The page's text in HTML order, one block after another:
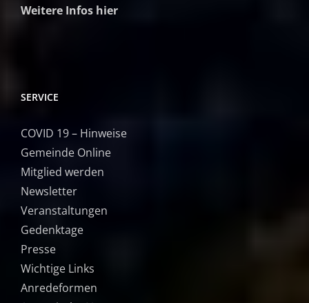
Weitere Infos hier
SERVICE
COVID 19 – Hinweise
Gemeinde Online
Mitglied werden
Newsletter
Veranstaltungen
Gedenktage
Presse
Wichtige Links
Anredeformen